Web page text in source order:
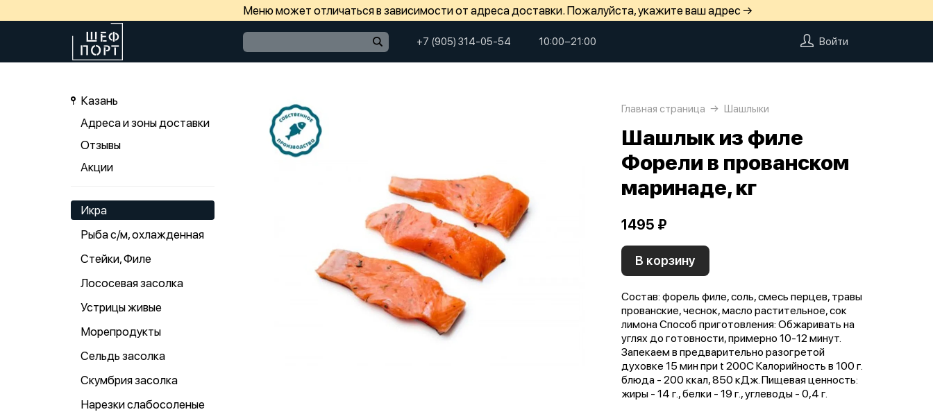
Меню может отличаться в зависимости от адреса доставки. Пожалуйста, укажите ваш адрес →
+7 (905) 314-05-54 10:00−21:00 Войти
Казань
Адреса и зоны доставки
Отзывы
Акции
Икра
Рыба с/м, охлажденная
Стейки, Филе
Лососевая засолка
Устрицы живые
Морепродукты
Сельдь засолка
Скумбрия засолка
Нарезки слабосоленые
Главная страница Шашлыки
Шашлык из филе
Форели в прованском
маринаде, кг
1495 ₽
В корзину
Состав: форель филе, соль, смесь перцев, травы
прованские, чеснок, масло растительное, сок
лимона Способ приготовления: Обжаривать на
углях до готовности, примерно 10-12 минут.
Запекаем в предварительно разогретой
духовке 15 мин при t 200C Калорийность в 100 г.
блюда - 200 ккал, 850 кДж. Пищевая ценность:
жиры - 14 г., белки - 19 г., углеводы - 0,4 г.